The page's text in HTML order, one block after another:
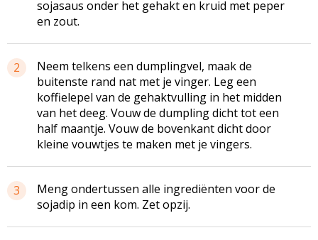
sojasaus onder het gehakt en kruid met peper
en zout.
2
Neem telkens een dumplingvel, maak de
buitenste rand nat met je vinger. Leg een
koffielepel van de gehaktvulling in het midden
van het deeg. Vouw de dumpling dicht tot een
half maantje. Vouw de bovenkant dicht door
kleine vouwtjes te maken met je vingers.
3
Meng ondertussen alle ingrediënten voor de
sojadip in een kom. Zet opzij.